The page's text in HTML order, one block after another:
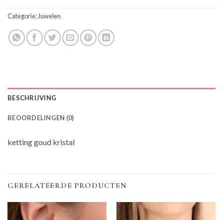
Categorie: Juwelen
BESCHRIJVING
BEOORDELINGEN (0)
ketting goud kristal
GERELATEERDE PRODUCTEN